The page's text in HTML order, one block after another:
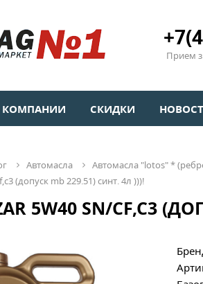
Прием
КОМПАНИИ СКИДКИ
автомасла
автомасла "lotos" *
(допуск mb 229.51) синт. 4л )))!
5W40 SN/CF,C3